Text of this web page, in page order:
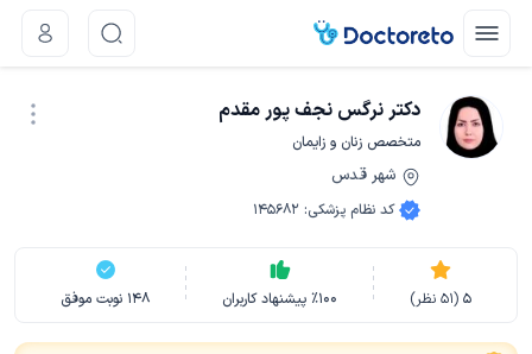
دکتر نرگس نجف پور مقدم
متخصص زنان و زایمان
شهر قدس
کد نظام پزشکی:
145682
5
(
51 نظر) ٪100 پیشنهاد کاربران 148 نوبت موفق